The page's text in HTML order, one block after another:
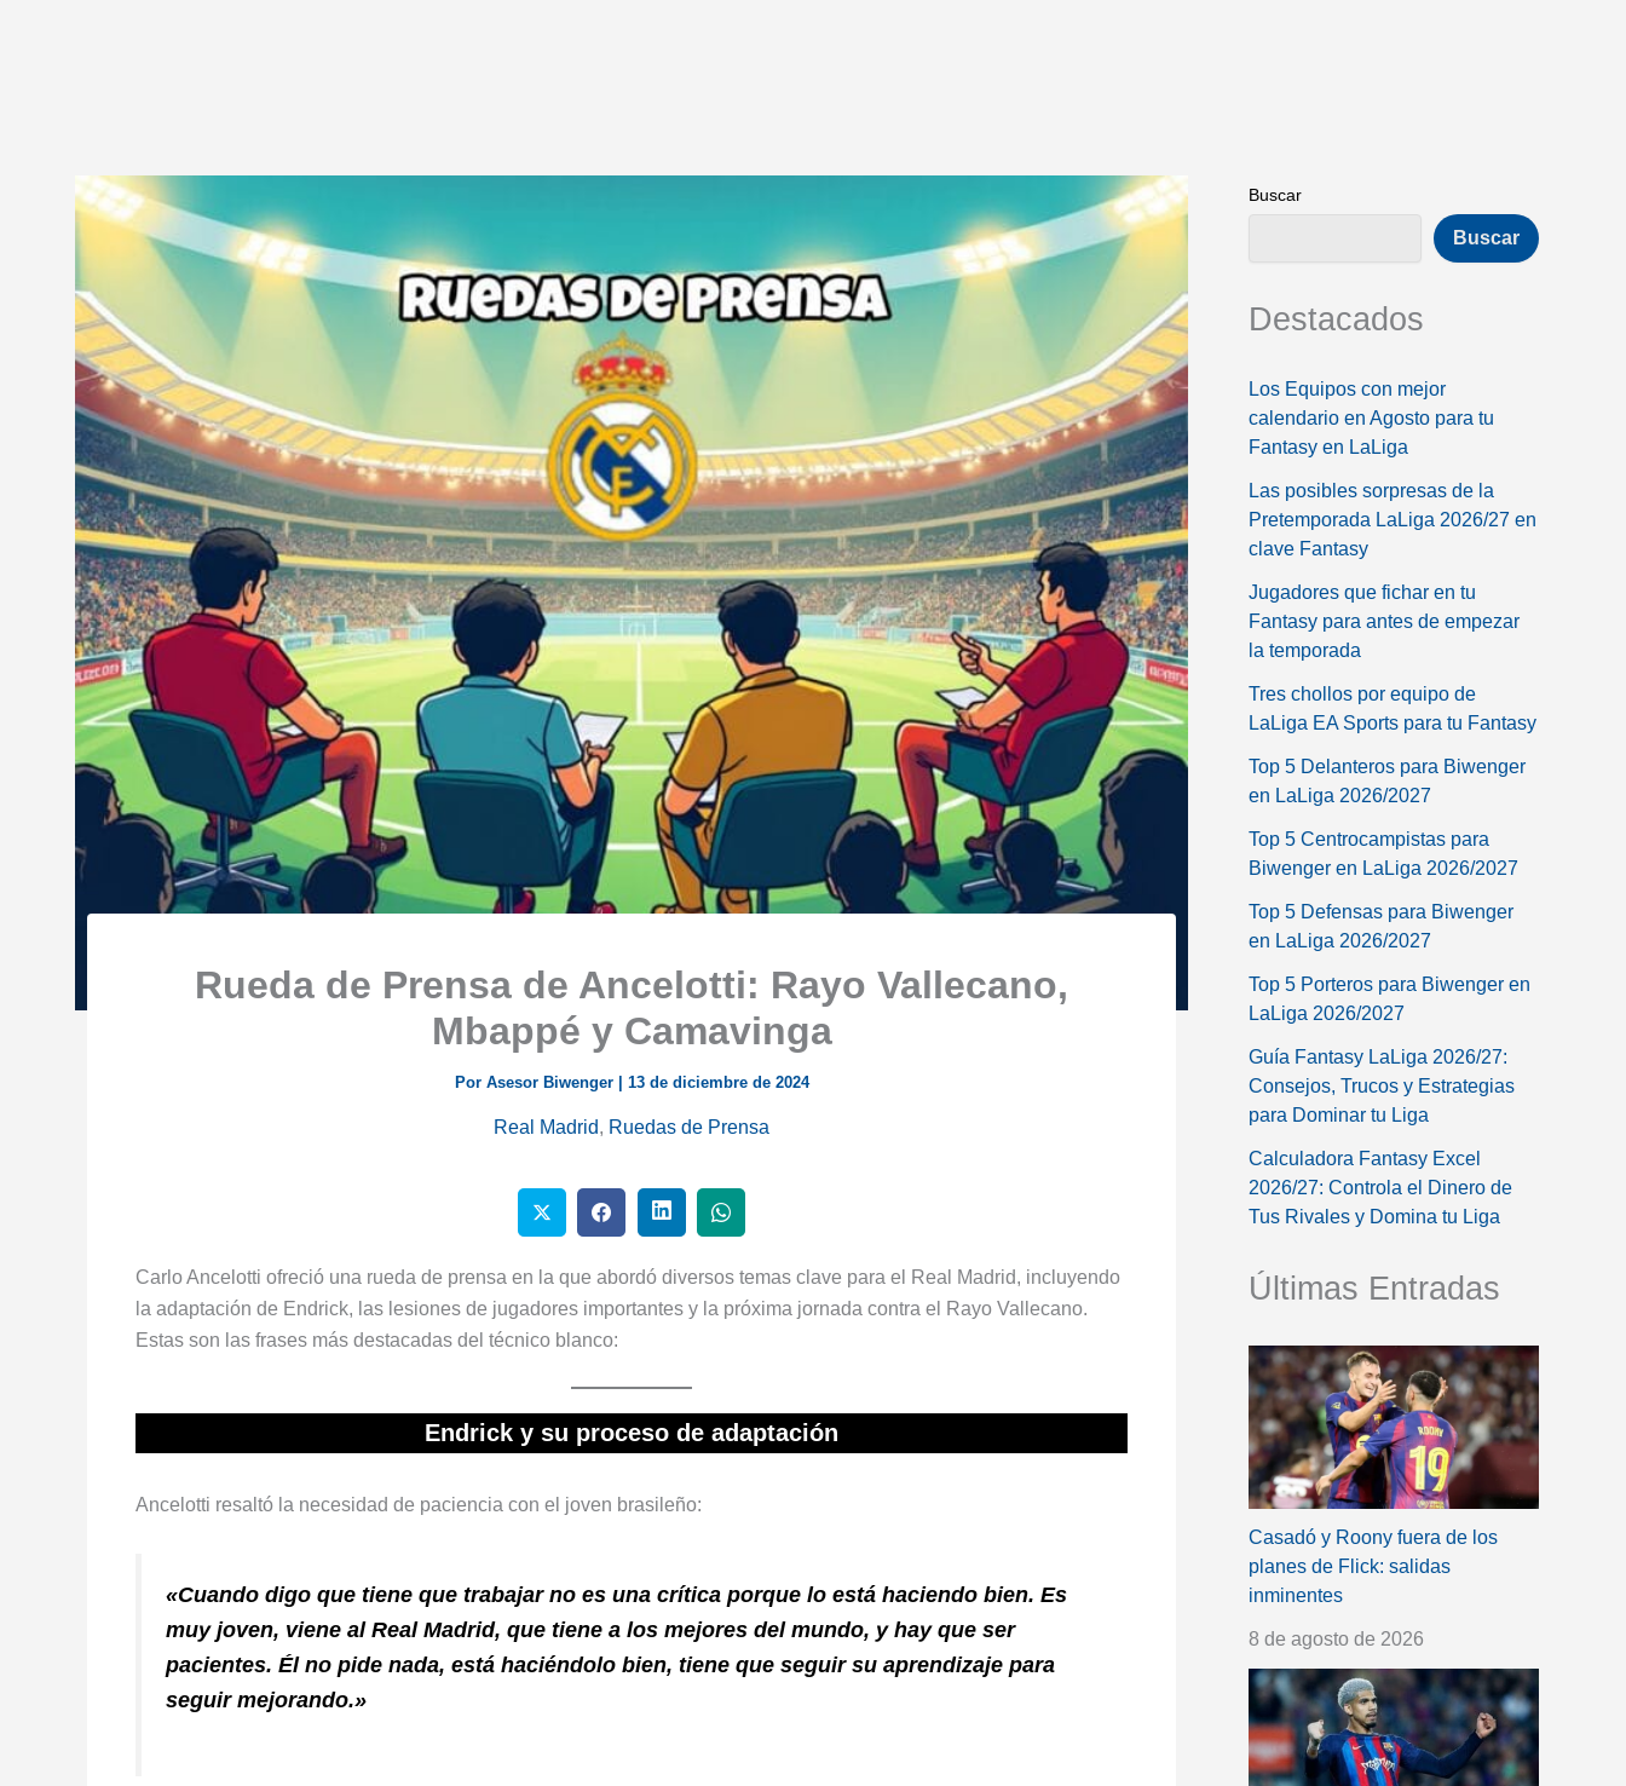
Rueda de Prensa de Ancelotti: Rayo Vallecano,
Mbappé y Camavinga
Por Asesor Biwenger 13 de diciembre de 2024
Real Madrid, Ruedas de Prensa
Carlo Ancelotti ofreció una rueda de prensa en la que abordó diversos temas clave para el Real Madrid, incluyendo
la adaptación de Endrick, las lesiones de jugadores importantes y la próxima jornada contra el Rayo Vallecano.
Estas son las frases más destacadas del técnico blanco:
Endrick y su proceso de adaptación
Ancelotti resaltó la necesidad de paciencia con el joven brasileño:
«Cuando digo que tiene que trabajar no es una crítica porque lo está haciendo bien. Es
muy joven, viene al Real Madrid, que tiene a los mejores del mundo, y hay que ser
pacientes. Él no pide nada, está haciéndolo bien, tiene que seguir su aprendizaje para
seguir mejorando.»
Buscar
Buscar
Destacados
Los Equipos con mejor
calendario en Agosto para tu
Fantasy en LaLiga
Las posibles sorpresas de la
Pretemporada LaLiga 2026/27 en
clave Fantasy
Jugadores que fichar en tu
Fantasy para antes de empezar
la temporada
Tres chollos por equipo de
LaLiga EA Sports para tu Fantasy
Top 5 Delanteros para Biwenger
en LaLiga 2026/2027
Top 5 Centrocampistas para
Biwenger en LaLiga 2026/2027
Top 5 Defensas para Biwenger
en LaLiga 2026/2027
Top 5 Porteros para Biwenger en
LaLiga 2026/2027
Guía Fantasy LaLiga 2026/27:
Consejos, Trucos y Estrategias
para Dominar tu Liga
Calculadora Fantasy Excel
2026/27: Controla el Dinero de
Tus Rivales y Domina tu Liga
Últimas Entradas
Casadó y Roony fuera de los
planes de Flick: salidas
inminentes
8 de agosto de 2026